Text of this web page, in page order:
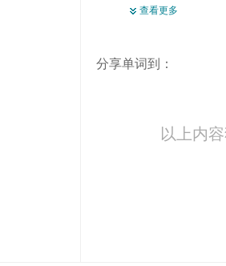
orient
查看更多
分享单词到：
以上内